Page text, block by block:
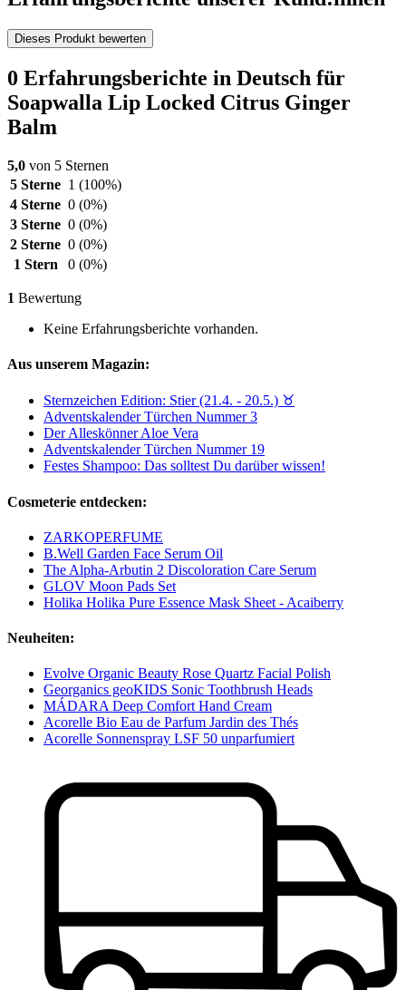
Dieses Produkt bewerten
0 Erfahrungsberichte in Deutsch für
Soapwalla Lip Locked Citrus Ginger
Balm
5,0 von 5 Sternen
5 Sterne 1 (100%)
4 Sterne 0 (0%)
3 Sterne 0 (0%)
2 Sterne 0 (0%)
1 Stern
0 (0%)
1 Bewertung
Keine Erfahrungsberichte vorhanden.
Aus unserem Magazin:
Sternzeichen Edition: Stier (21.4. - 20.5.) ♉︎
Adventskalender Türchen Nummer 3
Der Alleskönner Aloe Vera
Adventskalender Türchen Nummer 19
Festes Shampoo: Das solltest Du darüber wissen!
Cosmeterie entdecken:
ZARKOPERFUME
B.Well Garden Face Serum Oil
The Alpha-Arbutin 2 Discoloration Care Serum
GLOV Moon Pads Set
Holika Holika Pure Essence Mask Sheet - Acaiberry
Neuheiten:
Evolve Organic Beauty Rose Quartz Facial Polish
Georganics geoKIDS Sonic Toothbrush Heads
MÁDARA Deep Comfort Hand Cream
Acorelle Bio Eau de Parfum Jardin des Thés
Acorelle Sonnenspray LSF 50 unparfumiert